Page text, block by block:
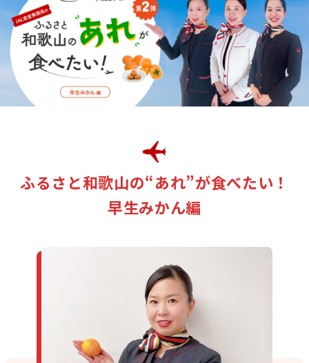
ふるさと和歌山の“あれ”が食べたい！
早生みかん編